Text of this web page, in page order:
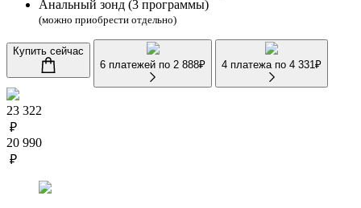
Анальный зонд (3 программы)
(можно приобрести отдельно)
Купить сейчас
6 платежей по 2 888₽ 4 платежа по 4 331 ₽
23 322
₽
20 990
₽